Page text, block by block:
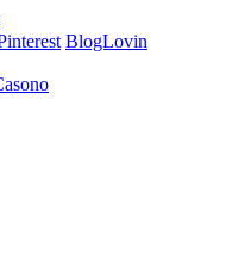
BlogLovin